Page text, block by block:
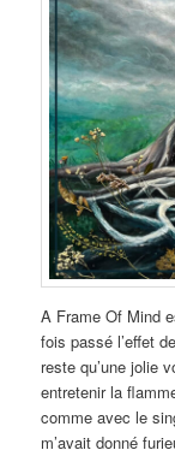
A Frame Of Mind
fois passé l’effet
reste qu’une jolie
entretenir la
comme avec le
m’avait donné